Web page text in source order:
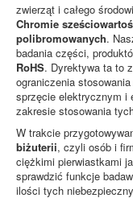
zwierząt i całego
Chromie
polibromowanych.
badania części,
RoHS. Dyrektywa ta to
ograniczenia
sprzęcie elektrycznym i
zakresie stosowania
W trakcie
biżuterii, czyli osób i
ciężkimi pierwiastkami
sprawdzić funkcje
ilości tych